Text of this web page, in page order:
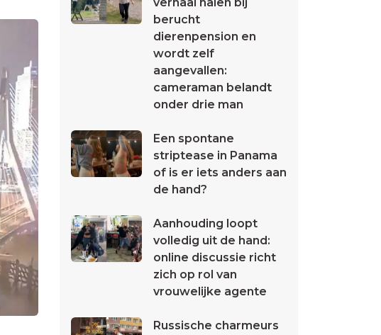
berucht
dierenpension en
wordt zelf
aangevallen:
cameraman belandt
onder drie man
Een spontane
striptease in Panama
of is er iets anders aan
de hand?
Aanhouding loopt
volledig uit de hand:
online discussie richt
zich op rol van
vrouwelijke agente
Russische charmeurs